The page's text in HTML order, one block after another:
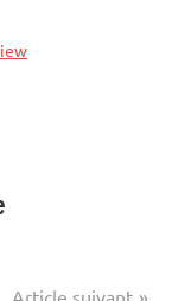
Article suivant